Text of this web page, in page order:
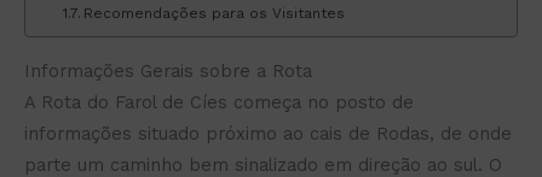
Recomendações para os Visitantes
Informações Gerais sobre a Rota
A Rota do Farol de Cíes começa no posto de
informações situado próximo ao cais de Rodas, de onde
parte um caminho bem sinalizado em direção ao sul. O